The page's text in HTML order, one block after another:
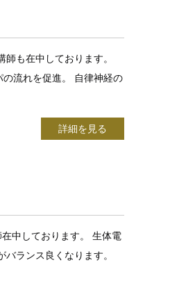
師も在中しております。
流れを促進。 自律神経の
詳細を見る
中しております。 生体電
ランス良くなります。